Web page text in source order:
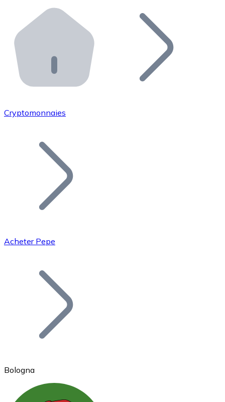
Distributeurs automatiques Bitnovo
Intégrez un ATM Bitnovo dans votre entreprise et
API Bitnovo
Intégrez notre API dans votre écosystème.
Rejoignez notre réseau de distributeurs et
Ajoutez le token de votre projet à notre service
Bitcoin
Cryptomonnaies
Acheter Pepe
Bologna